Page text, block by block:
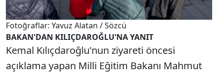
Fotoğraflar: Yavuz Alatan / Sözcü
BAKAN'DAN KILIÇDAROĞLU'NA YANIT
Kemal Kılıçdaroğlu'nun ziyareti öncesi
açıklama yapan Milli Eğitim Bakanı Mahmut